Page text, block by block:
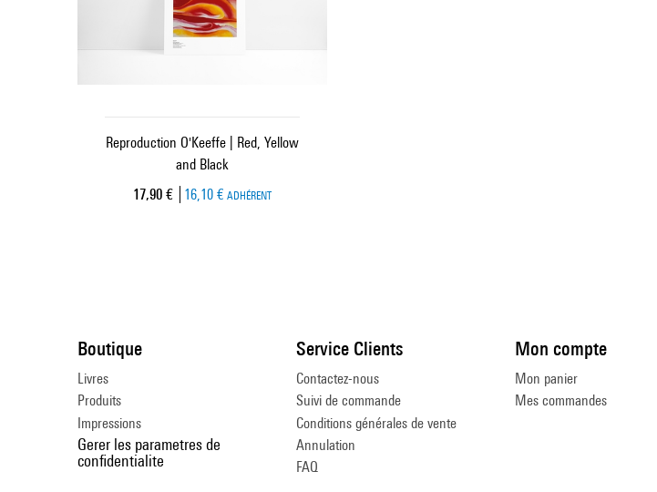
Reproduction O'Keeffe | Red, Yellow
and Black
Prix ​​actuel
17,90 € 16,10 € ADHÉRENT
Boutique
Livres
Produits
Impressions
Gerer les parametres de
confidentialite
Service Clients
Contactez-nous
Suivi de commande
Conditions générales de vente
Annulation
FAQ
Mon compte
Mon panier
Mes commandes